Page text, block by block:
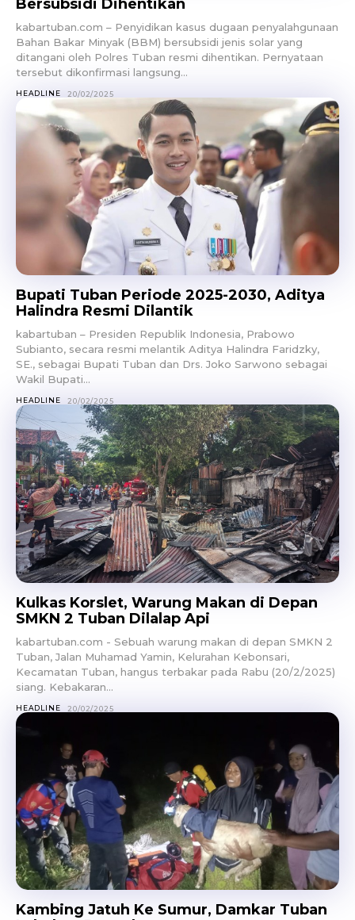
Bersubsidi Dihentikan
kabartuban.com – Penyidikan kasus dugaan penyalahgunaan
Bahan Bakar Minyak (BBM) bersubsidi jenis solar yang
ditangani oleh Polres Tuban resmi dihentikan. Pernyataan
tersebut dikonfirmasi langsung...
HEADLINE 20/02/2025
Bupati Tuban Periode 2025-2030, Aditya
Halindra Resmi Dilantik
kabartuban – Presiden Republik Indonesia, Prabowo
Subianto, secara resmi melantik Aditya Halindra Faridzky,
SE., sebagai Bupati Tuban dan Drs. Joko Sarwono sebagai
Wakil Bupati...
HEADLINE 20/02/2025
Kulkas Korslet, Warung Makan di Depan
SMKN 2 Tuban Dilalap Api
kabartuban.com - Sebuah warung makan di depan SMKN 2
Tuban, Jalan Muhamad Yamin, Kelurahan Kebonsari,
Kecamatan Tuban, hangus terbakar pada Rabu (20/2/2025)
siang. Kebakaran...
HEADLINE 20/02/2025
Kambing Jatuh Ke Sumur, Damkar Tuban